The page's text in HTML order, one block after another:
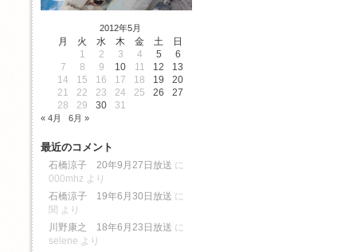
2012年5月
月 火 水 木 金 土
日
1
2 3 4 5
6
7
8 9 10 11 12
13
14
15 16 17 18 19
20
21
22 23 24 25 26
27
28
29 30 31
« 4月 6月 »
最近のコメント
石橋涼子 20年9月27日放送 に
000mhz より
石橋涼子 19年6月30日放送 に
関 より
川野康之 18年6月23日放送 に
selene より